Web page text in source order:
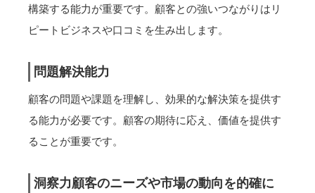
構築する能力が重要です。顧客との強いつながりはリ
ピートビジネスや口コミを生み出します。
問題解決能力
顧客の問題や課題を理解し、効果的な解決策を提供す
る能力が必要です。顧客の期待に応え、価値を提供す
ることが重要です。
洞察力顧客のニーズや市場の動向を的確に